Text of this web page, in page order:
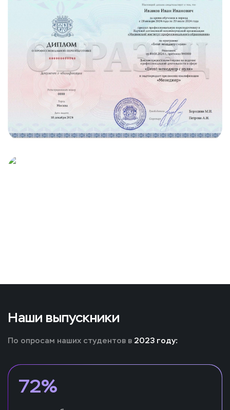
Наши выпускники
По опросам наших студентов в 2023 году:
72%